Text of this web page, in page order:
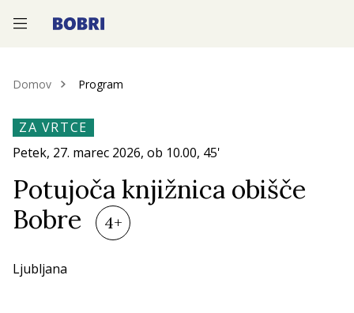
—
—
—
Domov Program
ZA VRTCE
Petek, 27. marec 2026, ob 10.00, 45'
Potujoča knjižnica obišče
Bobre
4+
Ljubljana